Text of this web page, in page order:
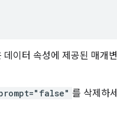
이터 속성에 제공된 매개변
를 삭제하세